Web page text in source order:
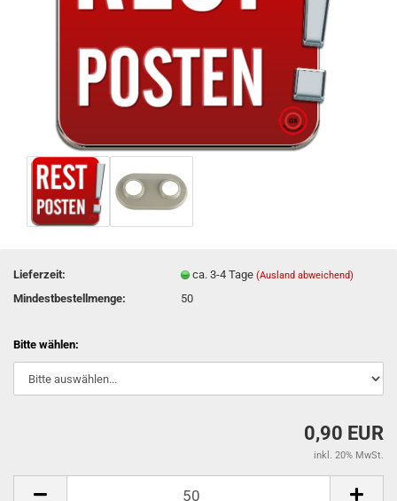
Lieferzeit: ca. 3-4 Tage(Ausland abweichend)
Mindestbestellmenge: 50
Bitte wählen:
0,90 EUR
inkl. 20% MwSt.